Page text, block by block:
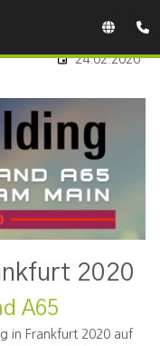
24.02.2020
2020
A65
in Frankfurt 2020 auf